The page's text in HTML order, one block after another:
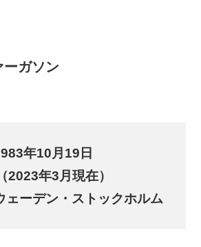
ーガソン
年10月19日
2023年3月現在）
ェーデン・ストックホルム